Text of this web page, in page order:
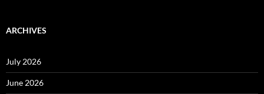
ARCHIVES
July 2026
June 2026